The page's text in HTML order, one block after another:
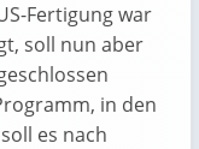
Fertigung war
soll nun aber
in den
es nach